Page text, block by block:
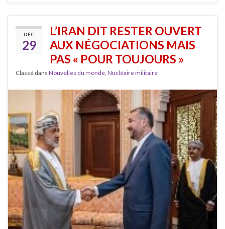
DÉC
29
L’IRAN DIT RESTER OUVERT
AUX NÉGOCIATIONS MAIS
PAS « POUR TOUJOURS »
Classé dans Nouvelles du monde Nucléaire militaire